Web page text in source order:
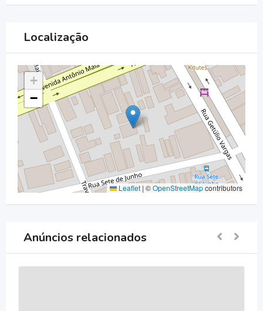
Localização
+
−
Leaflet | ©OpenStreetMapcontributors
Anúncios relacionados